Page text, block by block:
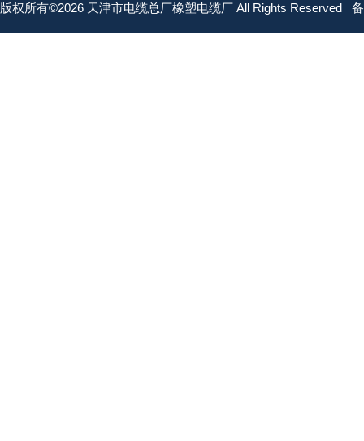
版权所有©2026 天津市电缆总厂橡塑电缆厂 All Rights Reserved